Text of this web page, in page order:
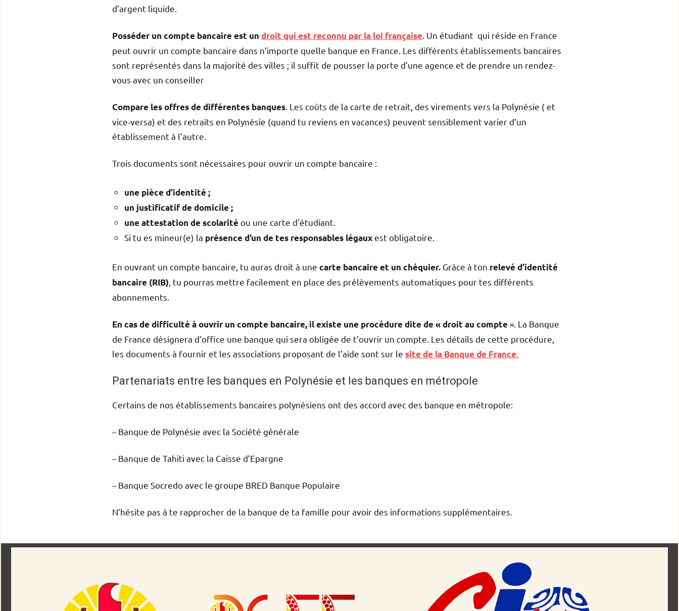
d’argent liquide.
Posséder un compte bancaire est un droit qui est reconnu par la loi française. Un étudiant qui réside en France
peut ouvrir un compte bancaire dans n’importe quelle banque en France. Les différents établissements bancaires
sont représentés dans la majorité des villes ; il suffit de pousser la porte d’une agence et de prendre un rendez-
vous avec un conseiller
Compare les offres de différentes banques. Les coûts de la carte de retrait, des virements vers la Polynésie ( et
vice-versa) et des retraits en Polynésie (quand tu reviens en vacances) peuvent sensiblement varier d’un
établissement à l’autre.
Trois documents sont nécessaires pour ouvrir un compte bancaire :
une pièce d’identité ;
un justificatif de domicile ;
une attestation de scolaritéou une carte d’étudiant.
Si tu es mineur(e) la présence d’un de tes responsables légauxest obligatoire.
En ouvrant un compte bancaire, tu auras droit à une carte bancaire et un chéquier. Grâce à ton relevé d’identité
bancaire (RIB), tu pourras mettre facilement en place des prélèvements automatiques pour tes différents
abonnements.
En cas de difficulté à ouvrir un compte bancaire, il existe une procédure dite de « droit au compte ». La Banque
de France désignera d’office une banque qui sera obligée de t’ouvrir un compte. Les détails de cette procédure,
les documents à fournir et les associations proposant de l’aide sont sur le site de la Banque de France.
Partenariats entre les banques en Polynésie et les banques en métropole
Certains de nos établissements bancaires polynésiens ont des accord avec des banque en métropole:
– Banque de Polynésie avec la Société générale
– Banque de Tahiti avec la Caisse d’Epargne
– Banque Socredo avec le groupe BRED Banque Populaire
N’hésite pas à te rapprocher de la banque de ta famille pour avoir des informations supplémentaires.